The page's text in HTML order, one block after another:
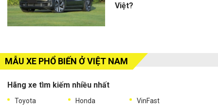
Việt?
MẪU XE PHỔ BIẾN Ở VIỆT NAM
Hãng xe tìm kiếm nhiều nhất
Toyota Honda VinFast